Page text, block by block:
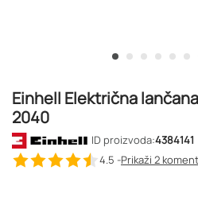
Einhell Električna
2040
ID proizvoda:4384141
4.5 -Prikaži 2